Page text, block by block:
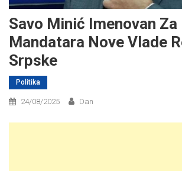
Savo Minić Imenovan Za
Mandatara Nove Vlade
Srpske
Politika
24/08/2025 Dan